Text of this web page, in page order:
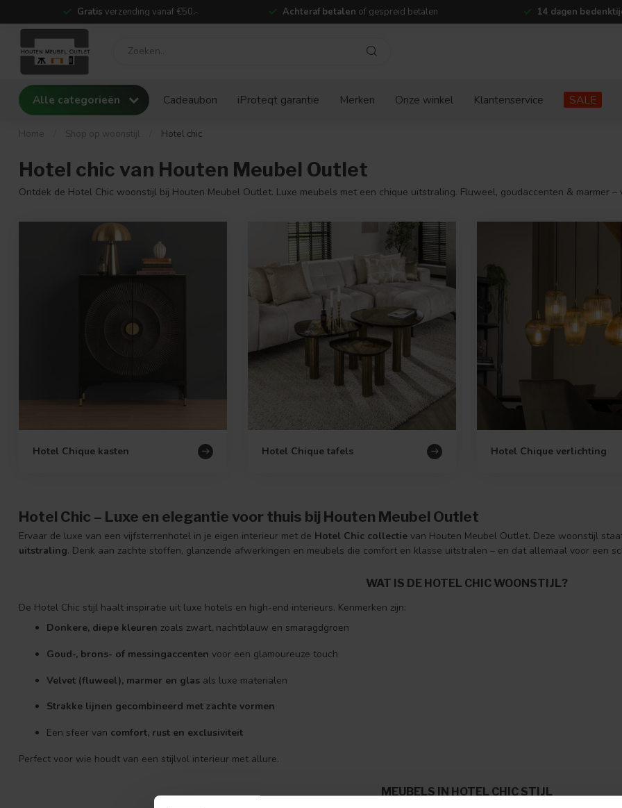
Gratis verzending vanaf €50,- Achteraf betalen of gespreid betalen 14 dagen
Alle categorieën Cadeaubon iProteqt garantie Merken Onze winkel Klantenservice SALE
Home Shop op woonstijl Hotel chic
Hotel chic van Houten Meubel Outlet
Ontdek de Hotel Chic woonstijl bij Houten Meubel Outlet. Luxe meubels met een chique uitstraling. Fluweel, goudaccenten & marmer –
Hotel Chique kasten Hotel Chique tafels Hotel Chique verlichting
Hotel Chic – Luxe en elegantie voor thuis bij Houten Meubel Outlet
Ervaar de luxe van een vijfsterrenhotel in je eigen interieur met de Hotel Chic collectie van Houten Meubel Outlet. Deze woonstijl
uitstraling. Denk aan zachte stoffen, glanzende afwerkingen en meubels die comfort en klasse uitstralen – en dat allemaal voor een
WAT IS DE HOTEL CHIC WOONSTIJL?
De Hotel Chic stijl haalt inspiratie uit luxe hotels en high-end interieurs. Kenmerken zijn:
Donkere, diepe kleuren zoals zwart, nachtblauw en smaragdgroen
Goud-, brons- of messingaccenten voor een glamoureuze touch
Velvet (fluweel), marmer en glas als luxe materialen
Strakke lijnen gecombineerd met zachte vormen
Een sfeer van comfort, rust en exclusiviteit
Perfect voor wie houdt van een stijlvol interieur met allure.
MEUBELS IN HOTEL CHIC STIJL